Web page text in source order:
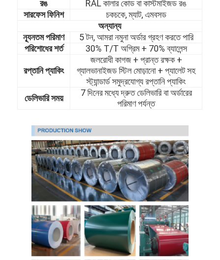
বাড়ি
পণ্য
ভিডিও
রঙ
RAL কালার কোড বা কাস্টমাইজড রঙ
সারফেস ফিনিশ
চকচকে, ম্যাট, এমবসড
অন্যান্য
ন্যূনতম পরিমাণ
5 টন, আমরা নমুনা অর্ডার গ্রহণ করতে পারি
পরিশোধের শর্ত
30% T/T অগ্রিম + 70% ব্যালেন্স
রপ্তানি প্যাকিং
জলরোধী কাগজ + প্রান্ত রক্ষক +
গ্যালভানাইজড স্টিল মোড়ানো + প্যালেট সহ
স্ট্যান্ডার্ড সমুদ্রযোগ্য রপ্তানি প্যাকিং
ডেলিভারি সময়
7 দিনের মধ্যে দ্রুত ডেলিভারি বা অর্ডারের
পরিমাণ পর্যন্ত